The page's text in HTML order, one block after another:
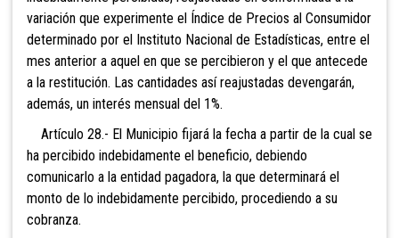
variación que experimente el Índice de Precios al Consumidor
determinado por el Instituto Nacional de Estadísticas, entre el
mes anterior a aquel en que se percibieron y el que antecede
a la restitución. Las cantidades así reajustadas devengarán,
además, un interés mensual del 1%.
Artículo 28.- El Municipio fijará la fecha a partir de la cual se
ha percibido indebidamente el beneficio, debiendo
comunicarlo a la entidad pagadora, la que determinará el
monto de lo indebidamente percibido, procediendo a su
cobranza.